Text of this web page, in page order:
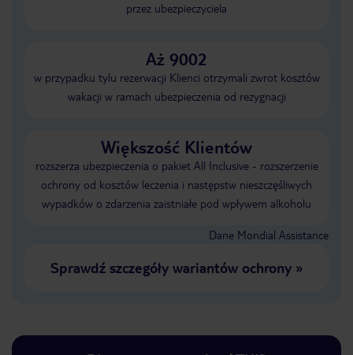
przez ubezpieczyciela
Aż 9002
w przypadku tylu rezerwacji Klienci otrzymali zwrot kosztów
wakacji w ramach ubezpieczenia od rezygnacji
Większość Klientów
rozszerza ubezpieczenia o pakiet All Inclusive - rozszerzenie
ochrony od kosztów leczenia i następstw nieszczęśliwych
wypadków o zdarzenia zaistniałe pod wpływem alkoholu
Dane Mondial Assistance
Sprawdź szczegóły wariantów ochrony»